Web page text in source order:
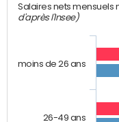
Salaires nets mensuels
d'après l'Insee)
moins de 26 ans
26-49 ans